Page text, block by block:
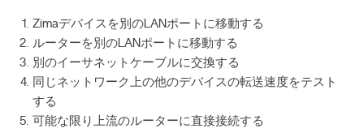
Zimaデバイスを別のLANポートに移動する
ルーターを別のLANポートに移動する
別のイーサネットケーブルに交換する
同じネットワーク上の他のデバイスの転送速度をテスト
する
可能な限り上流のルーターに直接接続する